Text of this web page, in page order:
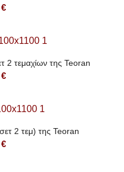
€
2 τεμαχίων της Teoran
€
2 τεμ) της Teoran
€